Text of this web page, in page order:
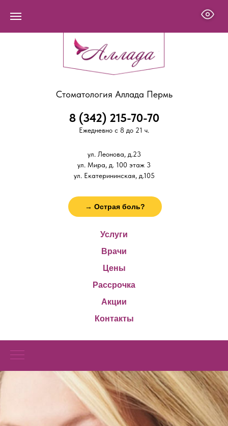
Услуги
Врачи
Цены
→ Острая боль?
Стоматология Аллада Пермь
8 (342) 215-70-70
Ежедневно с 8 до 21 ч.
ул. Леонова, д.23
ул. Мира, д. 100 этаж 3
ул. Екатерининская, д.105
Рассрочка
Акции
Контакты